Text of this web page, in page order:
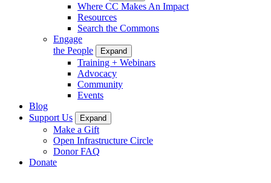
Where CC Makes An Impact
Resources
Search the Commons
Engage
the People
Expand
Training + Webinars
Advocacy
Community
Events
Blog
Support Us
Expand
Make a Gift
Open Infrastructure Circle
Donor FAQ
Donate